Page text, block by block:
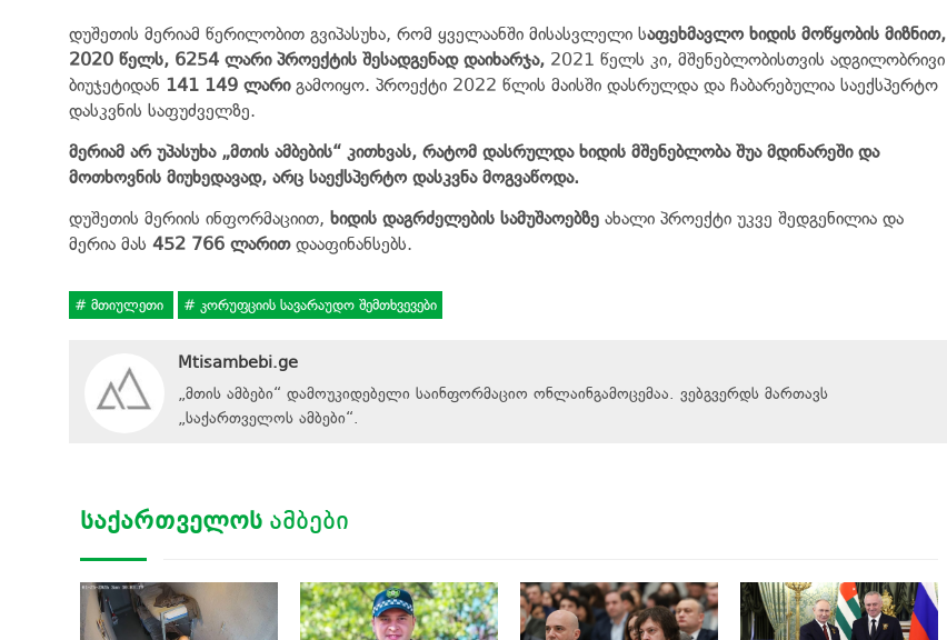
დუშეთის მერიამ წერილობით გვიპასუხა, რომ ყველაანში მისასვლელი საფეხმავლო ხიდის მოწყობის მიზნით,
2020 წელს, 6254 ლარი პროექტის შესადგენად დაიხარჯა, 2021 წელს კი, მშენებლობისთვის ადგილობრივი
ბიუჯეტიდან 141 149 ლარიგამოიყო. პროექტი 2022 წლის მაისში დასრულდა და ჩაბარებულია საექსპერტო
დასკვნის საფუძველზე.
მერიამ არ უპასუხა „მთის ამბების“ კითხვას, რატომ დასრულდა ხიდის მშენებლობა შუა მდინარეში და
მოთხოვნის მიუხედავად, არც საექსპერტო დასკვნა მოგვაწოდა.
დუშეთის მერიის ინფორმაციით, ხიდის დაგრძელების სამუშაოებზე ახალი პროექტი უკვე შედგენილია და
მერია მას 452 766 ლარითდააფინანსებს.
მთიულეთი კორუფციის სავარაუდო შემთხვევები
Mtisambebi.ge
„მთის ამბები“ დამოუკიდებელი საინფორმაციო ონლაინგამოცემაა. ვებგვერდს მართავს
„საქართველოს ამბები“.
ᲡᲐᲥᲐᲠᲗᲕᲔᲚᲝᲡ ᲐᲛᲑᲔᲑᲘ